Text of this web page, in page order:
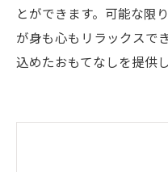
とができます。可能な限
が身も心もリラックスで
込めたおもてなしを提供